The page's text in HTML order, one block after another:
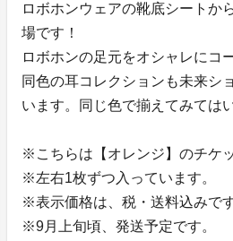
ロボホンウェアの靴底シートか
場です！
ロボホンの足元をオシャレにコ
同色の耳コレクションも未来シ
います。同じ色で揃えてみては
※こちらは【オレンジ】のチケ
※左右1枚ずつ入っています。
※表示価格は、税・送料込みです
※9月上旬頃、発送予定です。